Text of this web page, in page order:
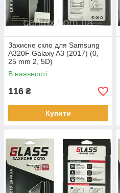
Захисне скло для Samsung
A320F Galaxy A3 (2017) (0,
25 mm 2, 5D)
В наявності
116 ₴
Купити